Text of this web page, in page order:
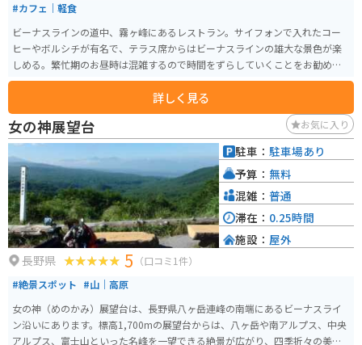
#カフェ｜軽食
ビーナスラインの道中、霧ヶ峰にあるレストラン。サイフォンで入れたコー
ヒーやボルシチが有名で、テラス席からはビーナスラインの雄大な景色が楽
しめる。繁忙期のお昼時は混雑するので時間をずらしていくことをお勧めす
る。
詳しく見る
女の神展望台 お気に入り
長野県 5 （口コミ1件）
#絶景スポット #山｜高原
女の神（めのかみ）展望台は、長野県八ヶ岳連峰の南端にあるビーナスライ
ン沿いにあります。標高1,700mの展望台からは、八ヶ岳や南アルプス、中央
アルプス、富士山といった名峰を一望できる絶景が広がり、四季折々の美し
駐車： 駐車場あり
予算： 無料
混雑： 普通
滞在： 0.25時間
施設： 屋外